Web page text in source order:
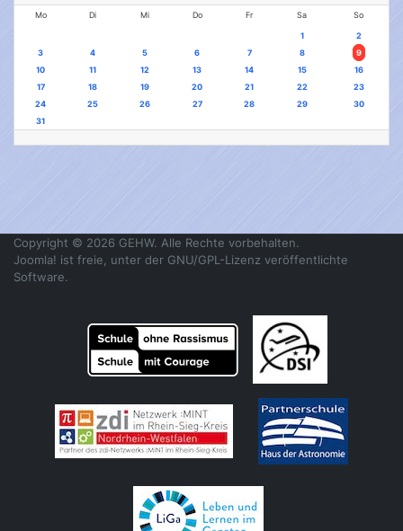
Mo Di Mi Do Fr Sa So
1
2
3
4 5 6 7 8
9
10
11 12 13 14 15
16
17
18 19 20 21 22
23
24
25 26 27 28 29
30
31
Copyright © 2026 GEHW. Alle Rechte vorbehalten.
Joomla! ist freie, unter der GNU/GPL-Lizenz veröffentlichte
Software.